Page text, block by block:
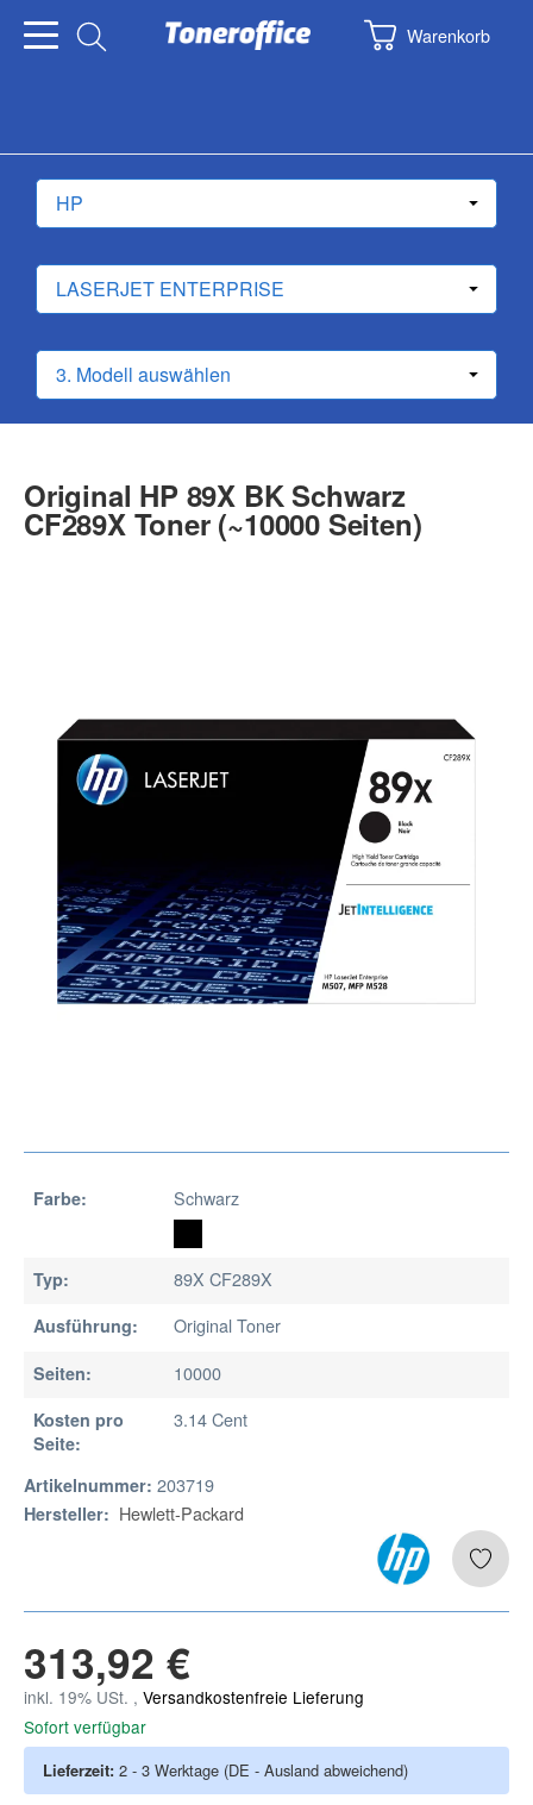
Warenkorb
Original HP 89X BK Schwarz
CF289X Toner (~10000 Seiten)
Farbe: Schwarz
Typ: 89X CF289X
Ausführung: Original Toner
Seiten: 10000
Kosten pro
Seite:
3.14 Cent
Artikelnummer: 203719
Hersteller: Hewlett-Packard
313,92 €
inkl. 19% USt. , Versandkostenfreie Lieferung
Sofort verfügbar
Lieferzeit: 2 - 3 Werktage (DE - Ausland abweichend)